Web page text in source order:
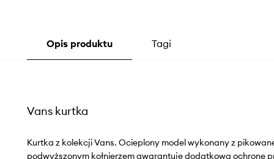
Opis produktu Tagi
Vans kurtka
Kurtka z kolekcji Vans. Ocieplony model wykonany z
podwyższonym kołnierzem gwarantuje dodatkową ochronę